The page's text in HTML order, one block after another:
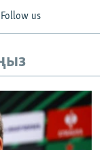
Follow us